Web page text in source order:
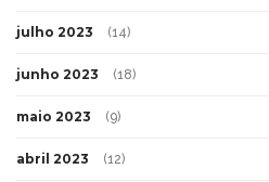
julho 2023 (14)
junho 2023 (18)
maio 2023 (9)
abril 2023 (12)